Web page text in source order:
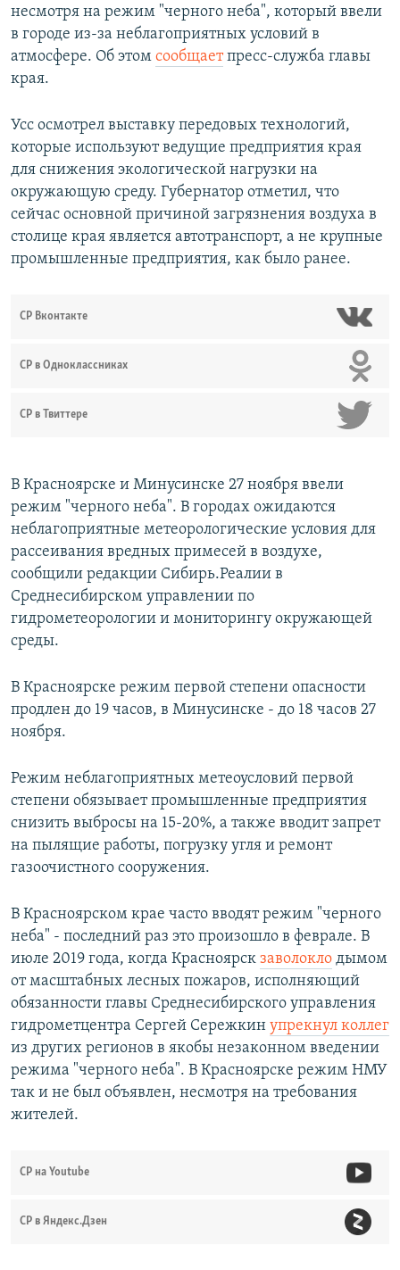
несмотря на режим "черного неба", который ввели
в городе из-за неблагоприятных условий в
атмосфере. Об этом сообщаетпресс-служба главы
края.
Усс осмотрел выставку передовых технологий,
которые используют ведущие предприятия края
для снижения экологической нагрузки на
окружающую среду. Губернатор отметил, что
сейчас основной причиной загрязнения воздуха в
столице края является автотранспорт, а не крупные
промышленные предприятия, как было ранее.
СР Вконтакте
СР в Одноклассниках
СР в Твиттере
В Красноярске и Минусинске 27 ноября ввели
режим "черного неба". В городах ожидаются
неблагоприятные метеорологические условия для
рассеивания вредных примесей в воздухе,
сообщили редакции Сибирь.Реалии в
Среднесибирском управлении по
гидрометеорологии и мониторингу окружающей
среды.
В Красноярске режим первой степени опасности
продлен до 19 часов, в Минусинске - до 18 часов 27
ноября.
Режим неблагоприятных метеоусловий первой
степени обязывает промышленные предприятия
снизить выбросы на 15-20%, а также вводит запрет
на пылящие работы, погрузку угля и ремонт
газоочистного сооружения.
В Красноярском крае часто вводят режим "черного
неба" - последний раз это произошло в феврале. В
июле 2019 года, когда Красноярск заволокло дымом
от масштабных лесных пожаров, исполняющий
обязанности главы Среднесибирского управления
гидрометцентра Сергей Сережкин упрекнул коллег
из других регионов в якобы незаконном введении
режима "черного неба". В Красноярске режим НМУ
так и не был объявлен, несмотря на требования
жителей.
СР на Youtube
СР в Яндекс.Дзен